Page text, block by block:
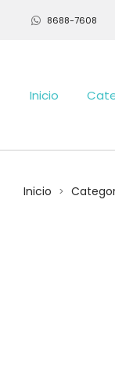
8688-7608
Inicio
Inicio >